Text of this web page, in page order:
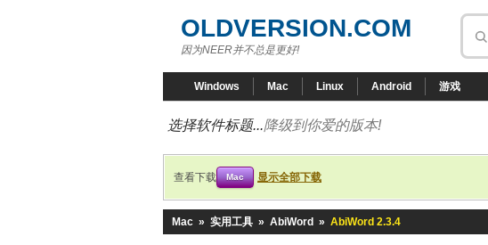
OLDVERSION.COM
因为NEER并不总是更好!
Windows Mac Linux Android 游戏
选择软件标题...降级到你爱的版本!
查看下载 Mac 显示全部下载
Mac » 实用工具 » AbiWord » AbiWord 2.3.4